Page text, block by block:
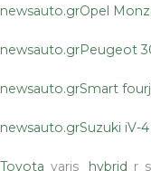
newsauto.grOpel
newsauto.grPeugeot
newsauto.grSmart
newsauto.grSuzuki iV-4
Toyota _yaris_ hybrid